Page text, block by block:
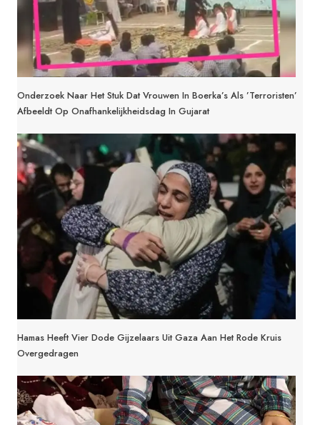
Onderzoek Naar Het Stuk Dat Vrouwen In Boerka’s Als ’terroristen’
Afbeeldt Op Onafhankelijkheidsdag In Gujarat
Hamas Heeft Vier Dode Gijzelaars Uit Gaza Aan Het Rode Kruis
Overgedragen